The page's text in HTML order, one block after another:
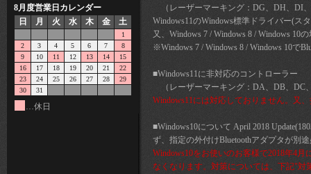
8月度営業日カレンダー
日
月 火 水 木 金 土
1
2
3 4 5 6 7
8
9
10 11 12 13 14
15
16
17 18 19 20 21
22
23
24 25 26 27 28
29
30
31
…休日
（レーザーマーキング：DG、DH、DI
Windows11のWindows標準ドライバー(ス
又、Windows 7 / Windows 8 / Windows
※Windows 7 / Windows 8 / Windows 10で
■Windows11に非対応のコントローラー
（レーザーマーキング：DA、DB、DC
Windows11には対応しておりません。又
■Windows10について April 2018
ず、指定の外付けBluetoothアダプタが別
Windows10をお使いのお客様で2018年4
なくなります。対策については、下記"対